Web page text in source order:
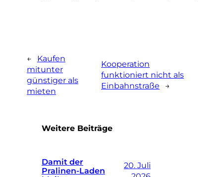
←
Kaufen
mitunter
günstiger als
mieten
Kooperation
funktioniert nicht als
Einbahnstraße
→
Weitere Beiträge
Damit der
Pralinen-Laden
20. Juli